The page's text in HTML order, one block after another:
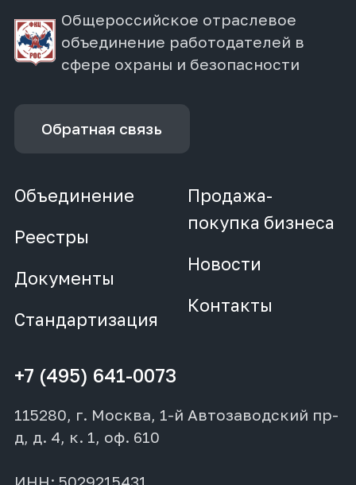
Общероссийское отраслевое
объединение работодателей в
сфере охраны и безопасности
Обратная связь
Объединение
Реестры
Документы
Стандартизация
Продажа-
покупка бизнеса
Новости
Контакты
+7 (495) 641-0073
115280, г. Москва, 1-й Автозаводский пр-
д, д. 4, к. 1, оф. 610
ИНН: 5029215431